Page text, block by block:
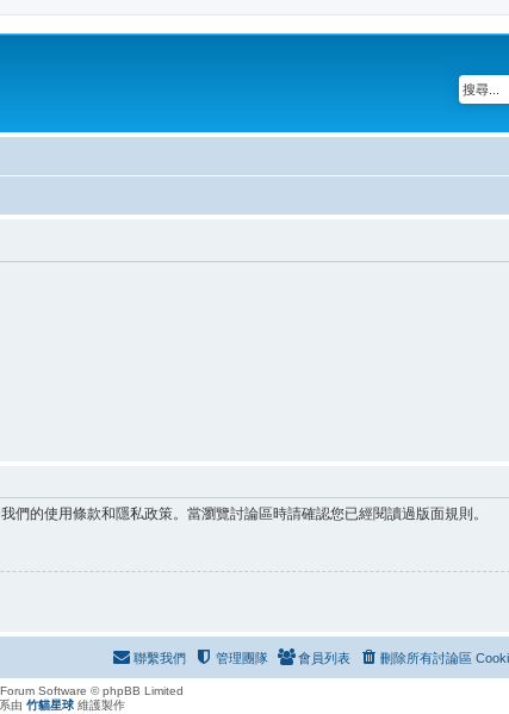
的使用條款和隱私政策。當瀏覽討論區時請確認您已經閱讀過版面規則。
刪除所有討論區
會員列表
管理團隊
聯繫我們
Software © phpBB Limited
由 竹貓星球 維護製作